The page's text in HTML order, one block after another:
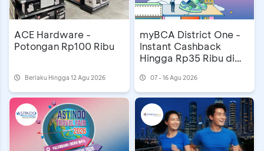
ACE Hardware -
Potongan Rp100 Ribu
Berlaku Hingga 12 Agu 2026
myBCA District One -
Instant Cashback
Hingga Rp35 Ribu di
07 - 16 Agu 2026